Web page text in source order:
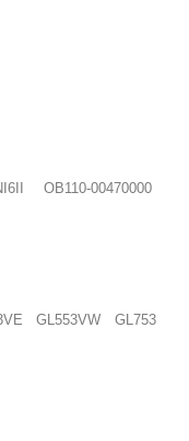
OB110-00470000
GL553VW GL753